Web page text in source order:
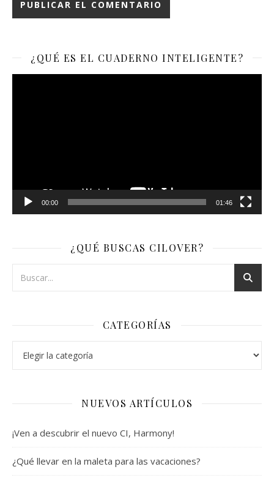
¿QUÉ ES EL CUADERNO INTELIGENTE?
00:00 01:46
¿QUÉ BUSCAS CILOVER?
CATEGORÍAS
NUEVOS ARTÍCULOS
¡Ven a descubrir el nuevo CI, Harmony!
¿Qué llevar en la maleta para las vacaciones?